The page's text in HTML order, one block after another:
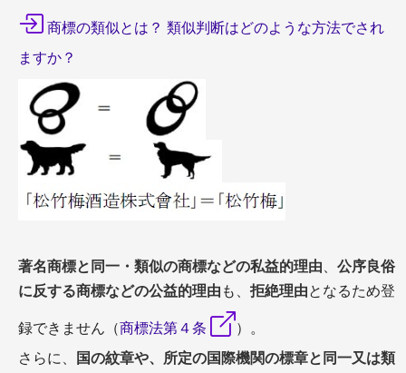
商標の類似とは？ 類似判断はどのような方法でされ
ますか？
著名商標と同一・類似の商標などの私益的理由
公序良俗
に反する商標などの公益的理由 も、 拒絶理由となるため登
録できません（商標法第４条
）。
さらに、
国の紋章や、所定の国際機関の標章と同一又は類